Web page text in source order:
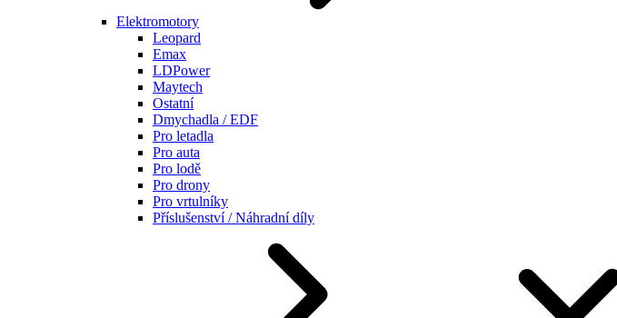
Elektromotory
Leopard
Emax
LDPower
Maytech
Ostatní
Dmychadla / EDF
Pro letadla
Pro auta
Pro lodě
Pro drony
Pro vrtulníky
Příslušenství / Náhradní díly